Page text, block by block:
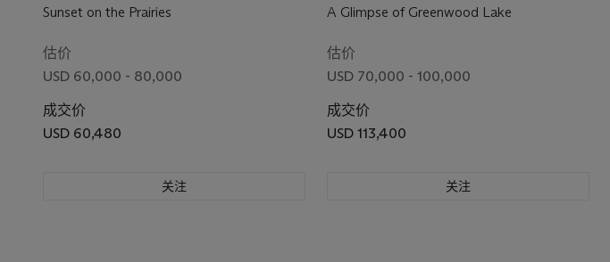
Sunset on the Prairies
估价
USD 60,000 - 80,000
成交价
USD 60,480
关注
A Glimpse of Greenwood Lake
估价
USD 70,000 - 100,000
成交价
USD 113,400
关注